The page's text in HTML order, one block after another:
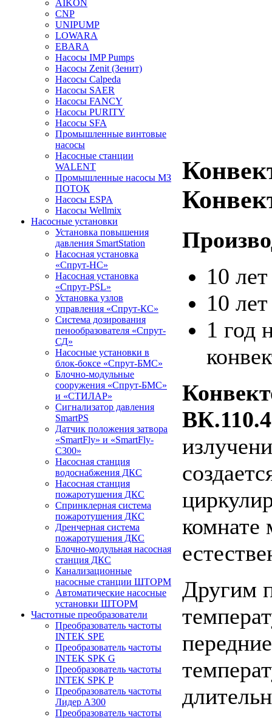
AIKON
CNP
UNIPUMP
LOWARA
EBARA
Насосы IMP Pumps
Насосы Zenit (Зенит)
Насосы Calpeda
Насосы SAER
Насосы FANCY
Насосы PURITY
Насосы SFA
Промышленные винтовые
насосы
Насосные станции
WALENT
Промышленные насосы МЗ
ПОТОК
Насосы ESPA
Насосы Wellmix
Насосные установки
Установка повышения
давления SmartStation
Насосная установка
«Спрут-НС»
Насосная установка
«Спрут-PSL»
Установка узлов
управления «Спрут-КС»
Система дозирования
пенообразователя «Спрут-
СД»
Насосные установки в
блок-боксе «Спрут-БМС»
Блочно-модульные
сооружения «Спрут-БМС»
и «СТИЛАР»
Сигнализатор давления
SmartPS
Датчик положения затвора
«SmartFly» и «SmartFly-
С300»
Насосная станция
водоснабжения ДКС
Насосная станция
пожаротушения ДКС
Спринклерная система
пожаротушения ДКС
Дренчерная система
пожаротушения ДКС
Блочно-модульная насосная
станция ДКС
Канализационные
насосные станции ШТОРМ
Автоматические насосные
установки ШТОРМ
Частотные преобразователи
Преобразователь частоты
INTEK SPE
Преобразователь частоты
INTEK SPK G
Преобразователь частоты
INTEK SPK P
Преобразователь частоты
Лидер А300
Преобразователь частоты
10
10
1 год
комнате
Другим